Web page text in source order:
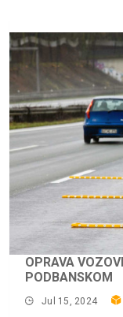
OPRAVA
PODBANSKOM
Jul 15, 2024